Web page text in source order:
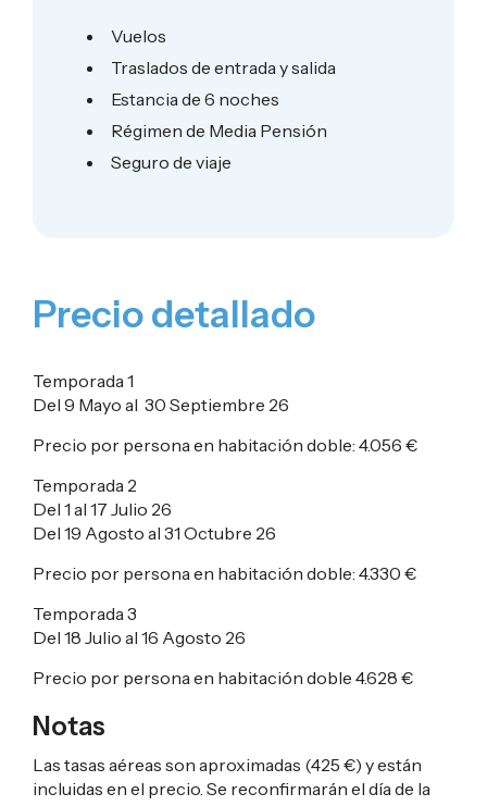
Vuelos
Traslados de entrada y salida
Estancia de 6 noches
Régimen de Media Pensión
Seguro de viaje
Precio detallado
Temporada 1
Del 9 Mayo al 30 Septiembre 26
Precio por persona en habitación doble: 4.056 €
Temporada 2
Del 1 al 17 Julio 26
Del 19 Agosto al 31 Octubre 26
Precio por persona en habitación doble: 4.330 €
Temporada 3
Del 18 Julio al 16 Agosto 26
Precio por persona en habitación doble 4.628 €
Notas
Las tasas aéreas son aproximadas (425 €) y están
incluidas en el precio. Se reconfirmarán el día de la